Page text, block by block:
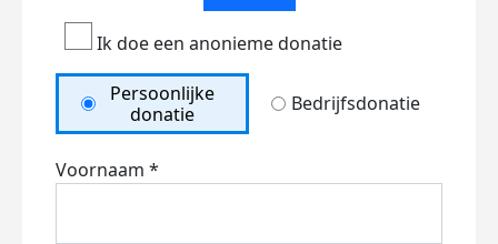
Ik doe een anonieme donatie
Persoonlijke
donatie
Bedrijfsdonatie
Voornaam *